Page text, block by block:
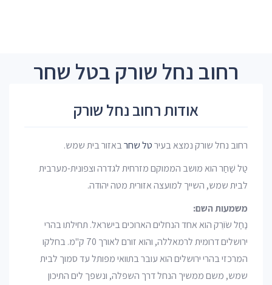
רחוב נחל שורק בטל שחר
אודות רחוב נחל שורק
רחוב נחל שורק נמצא בעירטל שחרבאזור בית שמש.
טַל שַׁחַר הוא מושב הממוקם מזרחית לגדרה וצפונית-מערבית
לבית שמש, השייך למועצה אזורית מטה יהודה.
משמעות השם:
נַחַל שׂוֹרֵק הוא אחד הנחלים הארוכים בישראל. תחילתו בהרי
ירושלים דרומית לרמאללה, והוא זורם לאורך 70 ק"מ. בחלקו
המרכזי בהרי ירושלים הוא עובר בתוואי מפותל עד סמוך לבית
שמש, משם ממשיך הנחל דרך השפלה, ונשפך לים התיכון